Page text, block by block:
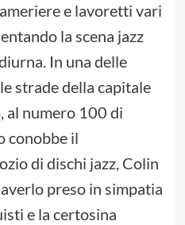
e lavoretti vari
la scena jazz
In una delle
strade della capitale
al numero 100 di
conobbe il
di dischi jazz, Colin
preso in simpatia
e la certosina